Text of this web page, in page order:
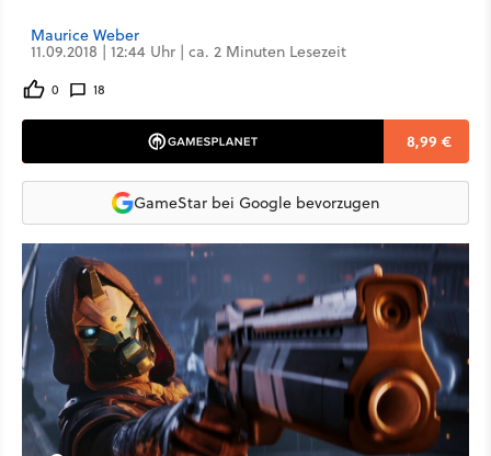
Maurice Weber
11.09.2018 | 12:44 Uhr | ca. 2 Minuten Lesezeit
0 18
8,99 €
GameStar bei Google bevorzugen